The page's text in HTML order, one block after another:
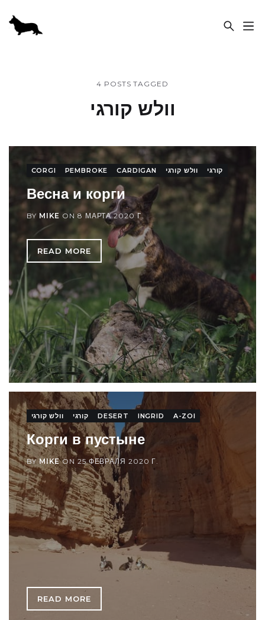
4 POSTS TAGGED
וולש קורגי
CORGI PEMBROKE CARDIGAN וולש קורגי קורגי
Весна и корги
BY MIKE ON 8 МАРТА 2020 Г.
READ MORE
וולש קורגי קורגי DESERT INGRID A-ZOI
Корги в пустыне
BY MIKEON 25 ФЕВРАЛЯ 2020 Г.
READ MORE